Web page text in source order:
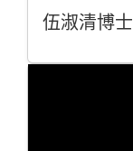
伍淑清博士